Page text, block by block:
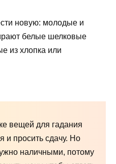
новую: молодые и
белые шелковые
из хлопка или
вещей для гадания
и просить сдачу. Но
наличными, потому